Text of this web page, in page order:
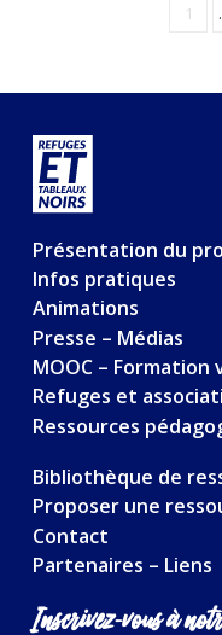
1
Présentation du
Infos pratiques
Animations
Presse – Médias
MOOC – Formation
Refuges et
Ressources
Bibliothèque de
Proposer une
Contact
Partenaires – Liens
Inscrivez-vous à